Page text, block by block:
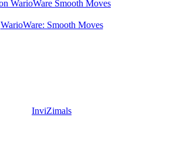
WarioWare: Smooth Moves
InviZimals